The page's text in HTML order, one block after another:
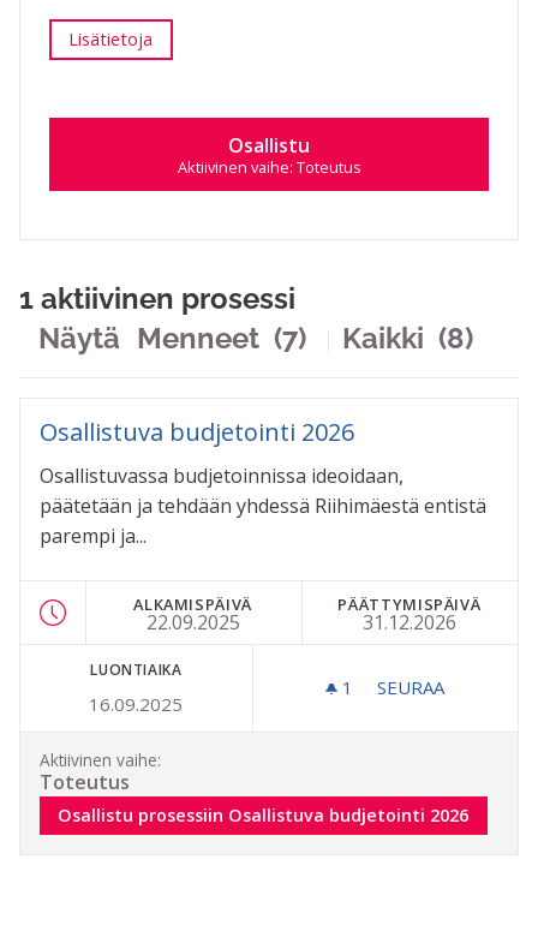
Osallistuva budjetointi 2026
Lisätietoja
Osallistu prosessiin Osallistuva
Osallistu
Aktiivinen vaihe: Toteutus
1 aktiivinen prosessi
Näytä Menneet (7) Kaikki (8)
Osallistuva budjetointi 2026
Osallistuvassa budjetoinnissa ideoidaan,
päätetään ja tehdään yhdessä Riihimäestä entistä
parempi ja...
ALKAMISPÄIVÄ
22.09.2025
PÄÄTTYMISPÄIVÄ
31.12.2026
LUONTIAIKA
16.09.2025
1 1 SEURAAJA
SEURAA
Aktiivinen vaihe:
Toteutus
Osallistu prosessiin Osallistuva budjetointi 2026
Osallistu prosessiin Osallistuva budjetointi 2026